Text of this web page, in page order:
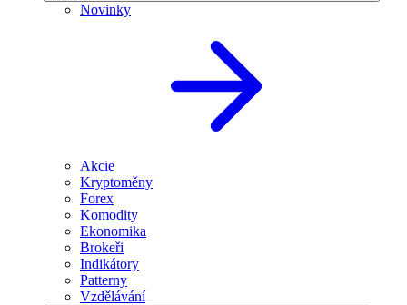
Novinky
Akcie
Kryptoměny
Forex
Komodity
Ekonomika
Brokeři
Indikátory
Patterny
Vzdělávání